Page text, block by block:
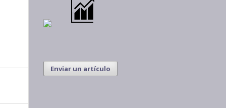
Enviar un artículo